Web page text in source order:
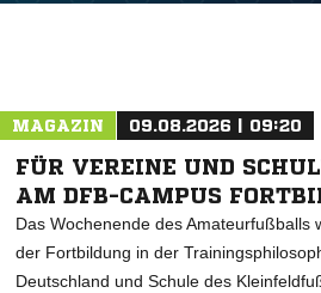
MAGAZIN 09.08.2026 | 09:20
FÜR VEREINE UND
AM DFB-CAMPUS
Das Wochenende des Amateurfußballs
der Fortbildung in der
Deutschland und Schule des